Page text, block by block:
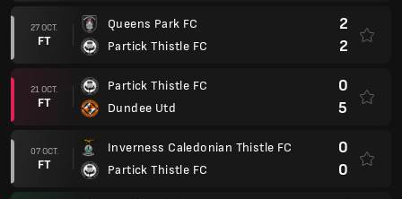
27 OCT.
FT
Queens Park FC
Partick Thistle FC
2
2
21 OCT.
FT
Partick Thistle FC
Dundee Utd
0
5
07 OCT.
FT
Inverness Caledonian Thistle FC
Partick Thistle FC
0
0